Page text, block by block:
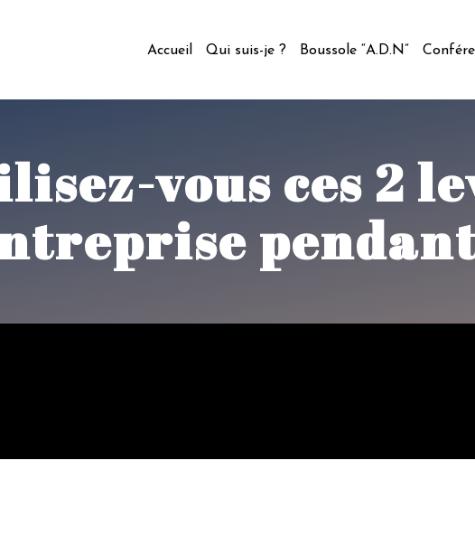
Accueil Qui suis-je ? Boussole “A.D.N”
vous ces 2